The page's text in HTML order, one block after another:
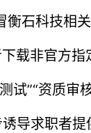
石科技相关
载非官方指
试”“资质审
导求职者提